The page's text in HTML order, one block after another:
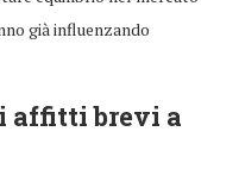
già influenzando
affitti brevi a